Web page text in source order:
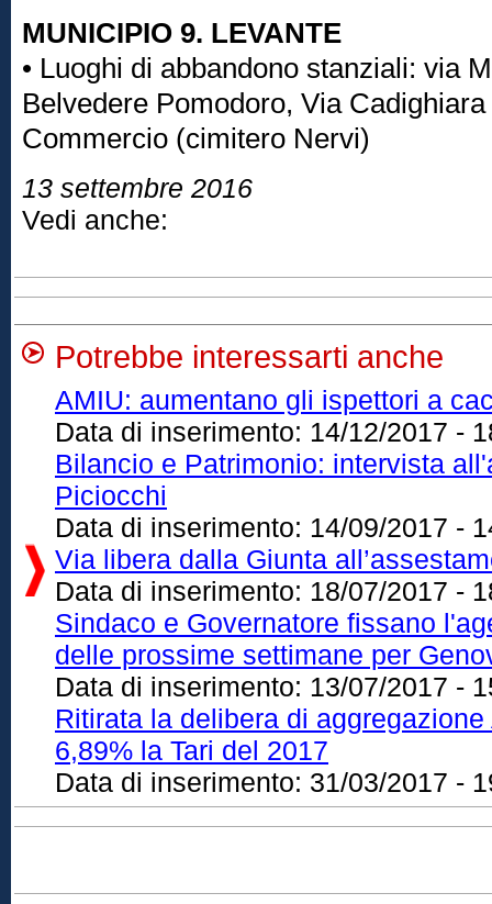
MUNICIPIO 9. LEVANTE
• Luoghi di abbandono stanziali: via
Belvedere Pomodoro, Via
Commercio (cimitero Nervi)
13 settembre 2016
Vedi anche:
Potrebbe interessarti anche
AMIU: aumentano gli ispettori a
Data di inserimento: 14/12/2017 -
Bilancio e Patrimonio: intervista
Piciocchi
Data di inserimento: 14/09/2017 -
Via libera dalla Giunta
Data di inserimento: 18/07/2017 -
Sindaco e Governatore fissano
delle prossime settimane per
Data di inserimento: 13/07/2017 -
Ritirata la delibera di
6,89% la Tari del 2017
Data di inserimento: 31/03/2017 -